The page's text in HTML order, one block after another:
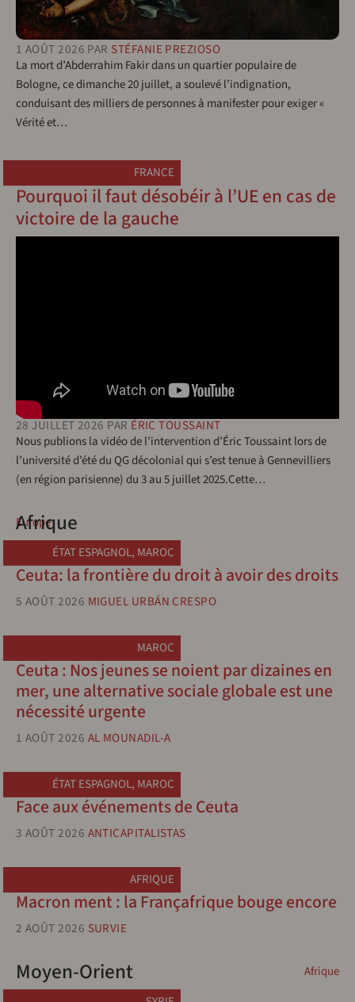
1 AOÛT 2026 PAR STÉFANIE PREZIOSO
La mort d’Abderrahim Fakir dans un quartier populaire de
Bologne, ce dimanche 20 juillet, a soulevé l’indignation,
conduisant des milliers de personnes à manifester pour exiger «
Vérité et…
FRANCE
Pourquoi il faut désobéir à l’UE en cas de
victoire de la gauche
28 JUILLET 2026 PAR ÉRIC TOUSSAINT
Nous publions la vidéo de l’intervention d’Éric Toussaint lors de
l’université d’été du QG décolonial qui s’est tenue à Gennevilliers
(en région parisienne) du 3 au 5 juillet 2025.Cette…
Europe
Afrique
ÉTAT ESPAGNOL, MAROC
Ceuta: la frontière du droit à avoir des droits
5 AOÛT 2026 MIGUEL URBÁN CRESPO
MAROC
Ceuta : Nos jeunes se noient par dizaines en
mer, une alternative sociale globale est une
nécessité urgente
1 AOÛT 2026 AL MOUNADIL-A
ÉTAT ESPAGNOL, MAROC
Face aux événements de Ceuta
3 AOÛT 2026 ANTICAPITALISTAS
AFRIQUE
Macron ment : la Françafrique bouge encore
2 AOÛT 2026 SURVIE
Afrique
Moyen-Orient